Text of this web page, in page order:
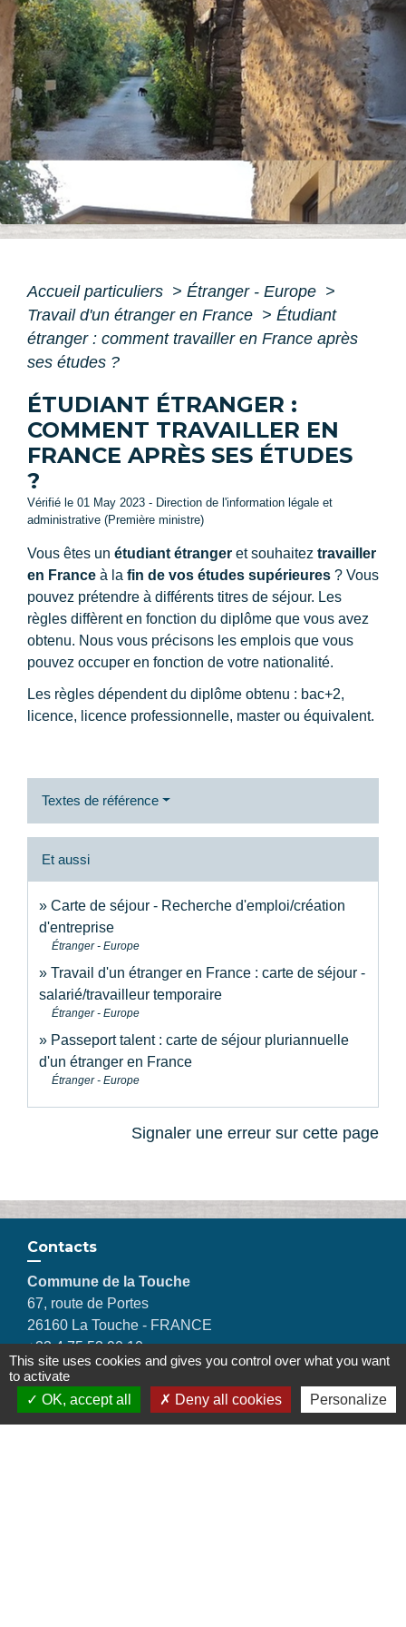
Accueil particuliers > Étranger - Europe >
Travail d'un étranger en France > Étudiant
étranger : comment travailler en France après
ses études ?
ÉTUDIANT ÉTRANGER :
COMMENT TRAVAILLER EN
FRANCE APRÈS SES ÉTUDES
?
Vérifié le 01 May 2023 - Direction de l'information légale et
administrative (Première ministre)
Vous êtes un étudiant étranger et souhaitez travailler
en France à la fin de vos études supérieures ? Vous
pouvez prétendre à différents titres de séjour. Les
règles diffèrent en fonction du diplôme que vous avez
obtenu. Nous vous précisons les emplois que vous
pouvez occuper en fonction de votre nationalité.
Les règles dépendent du diplôme obtenu : bac+2,
licence, licence professionnelle, master ou équivalent.
Textes de référence
Et aussi
Carte de séjour - Recherche d'emploi/création
d'entreprise
Étranger - Europe
Travail d'un étranger en France : carte de séjour -
salarié/travailleur temporaire
Étranger - Europe
Passeport talent : carte de séjour pluriannuelle
d'un étranger en France
Étranger - Europe
Signaler une erreur sur cette page
Contacts
Commune de la Touche
67, route de Portes
26160 La Touche - FRANCE
+33 4 75 53 90 10
Contact par formulaire
This site uses cookies and gives you control over what you want
to activate
OK, accept all
Deny all cookies Personalize